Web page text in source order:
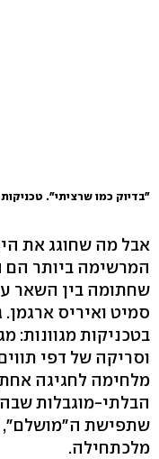
"בדיוק כמו שרציתי". טכניקות
אבל מה שחוגג את
המרשימה ביותר הם
שחתומה בין השאר
סמיט ואיריס ארגמן.
בטכניקות מגוונות:
וסריקה של דפי
מלחימה לחגיגה
הבלתי-מוגבלות
שתפישת ה"מושלם",
מלכתחילה.